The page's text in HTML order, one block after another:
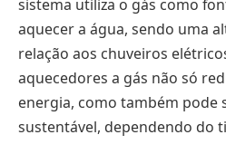
sistema utiliza o gás como
aquecer a água, sendo uma
relação aos chuveiros
aquecedores a gás não só
energia, como também pode
sustentável, dependendo do